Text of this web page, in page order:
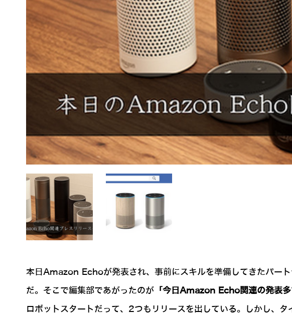
本日Amazon Echoが発表され、事前にスキルを準備してきたパー
だ。そこで編集部であがったのが 「今日Amazon Echo関連の発表多
ロボットスタートだって、2つもリリースを出している。しかし、